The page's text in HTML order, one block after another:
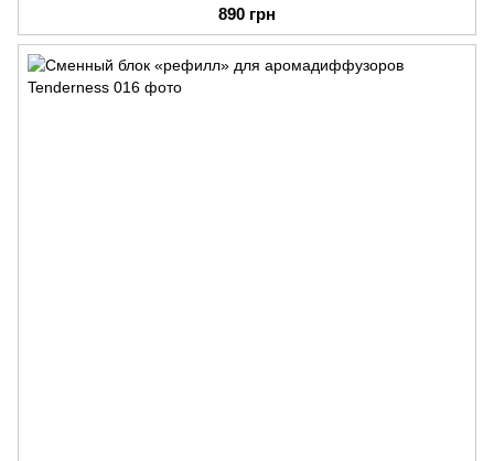
890 грн